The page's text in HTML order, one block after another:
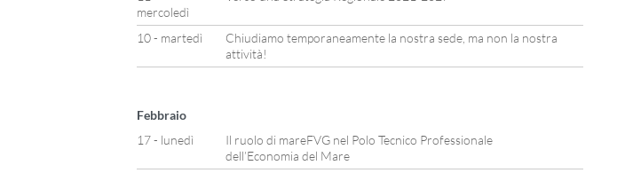
mercoledì
10 - martedì
Chiudiamo temporaneamente la nostra sede, ma non la nostra
attività!
Febbraio
17 - lunedì
Il ruolo di mareFVG nel Polo Tecnico Professionale
dell’Economia del Mare